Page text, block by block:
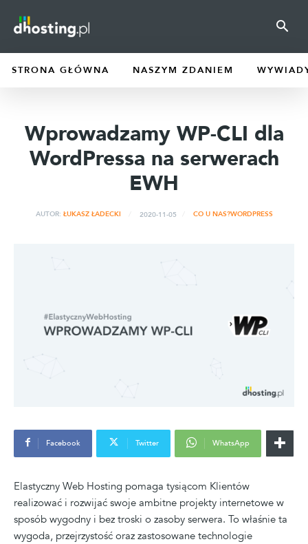
STRONA GŁÓWNA NASZYM ZDANIEM
Wprowadzamy WP-CLI dla
WordPressa na serwerach
EWH
AUTOR: ŁUKASZ ŁADECKI 2020-11-05 CO U NAS?WORDPRESS
Facebook Twitter WhatsApp
Elastyczny Web Hosting pomaga tysiącom Klientów
realizować i rozwijać swoje ambitne projekty internetowe w
sposób wygodny i bez troski o zasoby serwera. To właśnie ta
wygoda, przejrzystość oraz zastosowane technologie